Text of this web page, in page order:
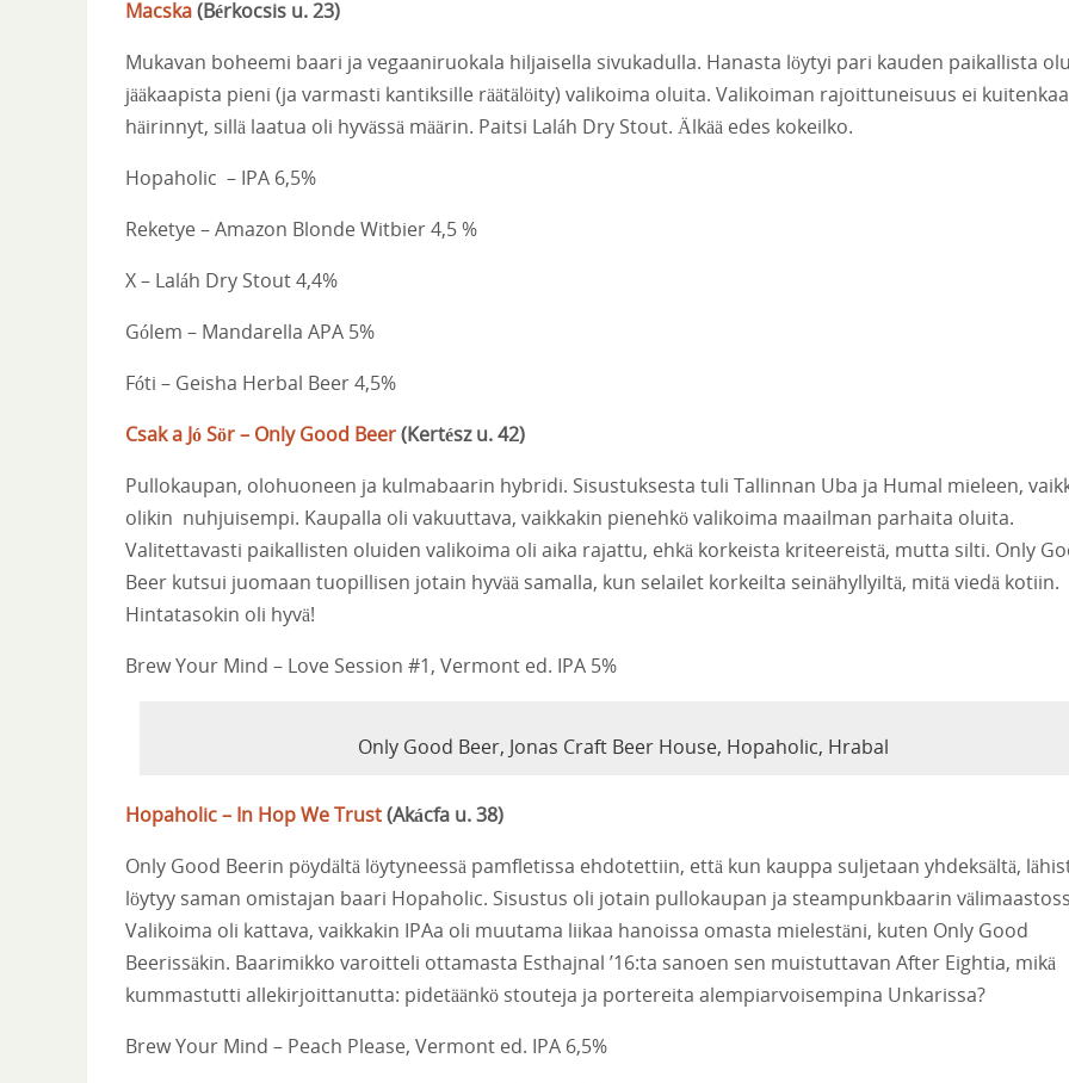
Macska(Bérkocsis u. 23)
Mukavan boheemi baari ja vegaaniruokala hiljaisella sivukadulla. Hanasta löytyi pari kauden paikallista
jääkaapista pieni (ja varmasti kantiksille räätälöity) valikoima oluita. Valikoiman rajoittuneisuus ei
häirinnyt, sillä laatua oli hyvässä määrin. Paitsi Laláh Dry Stout. Älkää edes kokeilko.
Hopaholic – IPA 6,5%
Reketye – Amazon Blonde Witbier 4,5 %
X – Laláh Dry Stout 4,4%
Gólem – Mandarella APA 5%
Fóti – Geisha Herbal Beer 4,5%
Csak a Jó Sör – Only Good Beer(Kertész u. 42)
Pullokaupan, olohuoneen ja kulmabaarin hybridi. Sisustuksesta tuli Tallinnan Uba ja Humal mieleen,
olikin nuhjuisempi. Kaupalla oli vakuuttava, vaikkakin pienehkö valikoima maailman parhaita oluita.
Valitettavasti paikallisten oluiden valikoima oli aika rajattu, ehkä korkeista kriteereistä, mutta silti. Only
Beer kutsui juomaan tuopillisen jotain hyvää samalla, kun selailet korkeilta seinähyllyiltä, mitä viedä kotiin.
Hintatasokin oli hyvä!
Brew Your Mind – Love Session #1, Vermont ed. IPA 5%
Only Good Beer, Jonas Craft Beer House, Hopaholic, Hrabal
Hopaholic – In Hop We Trust(Akácfa u. 38)
Only Good Beerin pöydältä löytyneessä pamfletissa ehdotettiin, että kun kauppa suljetaan yhdeksältä,
löytyy saman omistajan baari Hopaholic. Sisustus oli jotain pullokaupan ja steampunkbaarin
Valikoima oli kattava, vaikkakin IPAa oli muutama liikaa hanoissa omasta mielestäni, kuten Only Good
Beerissäkin. Baarimikko varoitteli ottamasta Esthajnal ’16:ta sanoen sen muistuttavan After Eightia, mikä
kummastutti allekirjoittanutta: pidetäänkö stouteja ja portereita alempiarvoisempina Unkarissa?
Brew Your Mind – Peach Please, Vermont ed. IPA 6,5%